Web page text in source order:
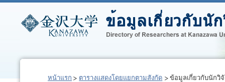
หน้าแรก ตารางแสดงโดยแยกตามสังกัด ข้อมูลเกี่ยวกับนักวิ